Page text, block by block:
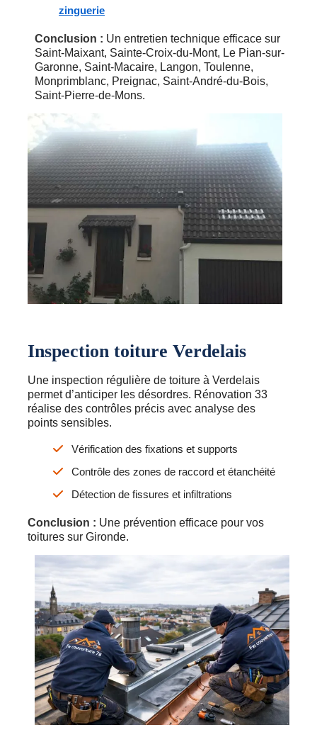
zinguerie
Conclusion : Un entretien technique efficace sur
Saint-Maixant, Sainte-Croix-du-Mont, Le Pian-sur-
Garonne, Saint-Macaire, Langon, Toulenne,
Monprimblanc, Preignac, Saint-André-du-Bois,
Saint-Pierre-de-Mons.
Inspection toiture Verdelais
Une inspection régulière de toiture à Verdelais
permet d’anticiper les désordres. Rénovation 33
réalise des contrôles précis avec analyse des
points sensibles.
Vérification des fixations et supports
Contrôle des zones de raccord et étanchéité
Détection de fissures et infiltrations
Conclusion : Une prévention efficace pour vos
toitures sur Gironde.